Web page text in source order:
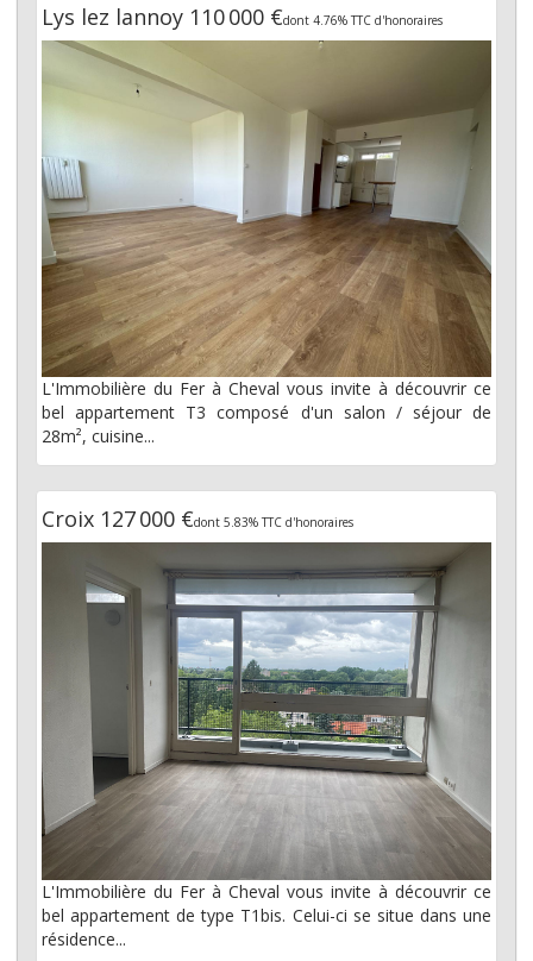
Lys lez lannoy 110 000 €dont 4.76% TTC d'honoraires
L'Immobilière du Fer à Cheval vous invite à découvrir ce
bel appartement T3 composé d'un salon / séjour de
28m², cuisine...
Croix 127 000 €dont 5.83% TTC d'honoraires
L'Immobilière du Fer à Cheval vous invite à découvrir ce
bel appartement de type T1bis. Celui-ci se situe dans une
résidence...